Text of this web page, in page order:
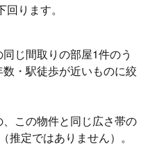
回ります。
じ間取りの部屋1件のう
・駅徒歩が近いものに絞
この物件と同じ広さ帯の
推定ではありません）。